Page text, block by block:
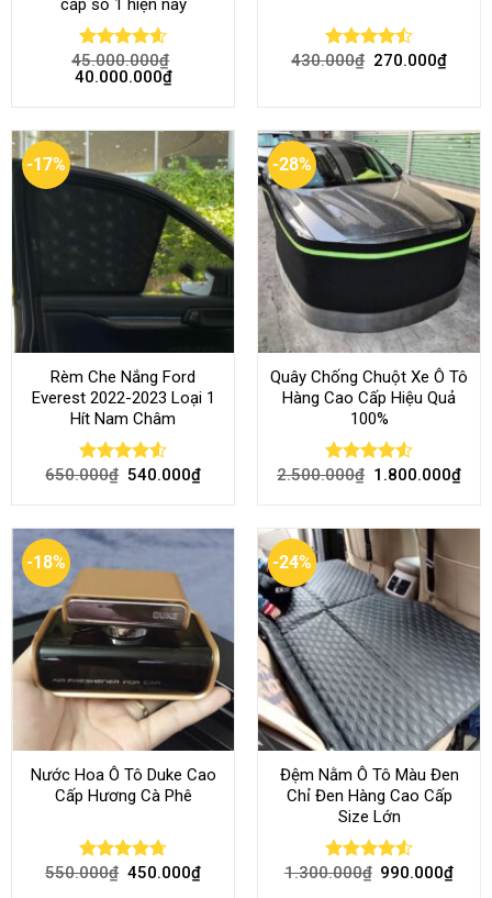
cấp số 1 hiện nay
Rated4.58
out of 5
45.000.000₫
40.000.000₫
Rated
430.000₫ 270.000₫
-17%
Rèm Che Nắng Ford
Everest 2022-2023 Loại 1
Hít Nam Châm
Rated4.51
650.000₫ 540.000₫
-28%
Quây Chống Chuột Xe Ô Tô
Hàng Cao Cấp Hiệu Quả
100%
Rated 4.51
2.500.000₫ 1.800.000₫
-18%
Nước Hoa Ô Tô Duke Cao
Cấp Hương Cà Phê
Rated4.70
550.000₫ 450.000₫
-24%
Đệm Nằm Ô Tô Màu Đen
Chỉ Đen Hàng Cao Cấp
Size Lớn
Rated 4.54
1.300.000₫ 990.000₫